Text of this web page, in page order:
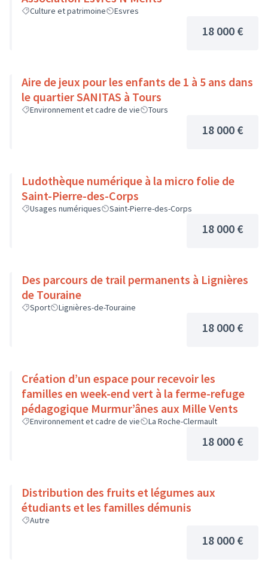
Culture et patrimoine Esvres
18 000 €
Aire de jeux pour les enfants de 1 à 5 ans dans
le quartier SANITAS à Tours
Environnement et cadre de vie Tours
18 000 €
Ludothèque numérique à la micro folie de
Saint-Pierre-des-Corps
Usages numériques Saint-Pierre-des-Corps
18 000 €
Des parcours de trail permanents à Lignières
de Touraine
Sport Lignières-de-Touraine
18 000 €
Création d’un espace pour recevoir les
familles en week-end vert à la ferme-refuge
pédagogique Murmur’ânes aux Mille Vents
Environnement et cadre de vie La Roche-Clermault
18 000 €
Distribution des fruits et légumes aux
étudiants et les familles démunis
Autre
18 000 €